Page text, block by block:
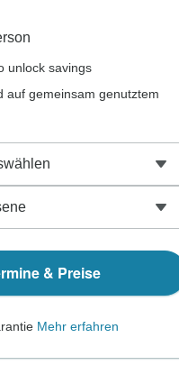
unlock savings
auf gemeinsam genutztem
& Preise
Mehr erfahren